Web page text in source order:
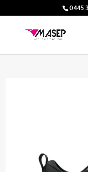
0445